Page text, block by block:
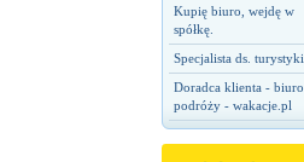
Kupię biuro, wejdę w
spółkę.
Specjalista ds. turystyki
Doradca klienta - biuro
podróży - wakacje.pl